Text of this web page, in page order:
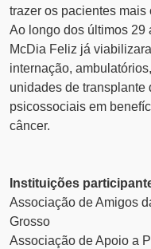
trazer os pacientes mais
Ao longo dos últimos 29
McDia Feliz já
internação,
unidades de transplante
psicossociais em
câncer.
Instituições
Associação de Amigos
Grosso
Associação de Apoio a